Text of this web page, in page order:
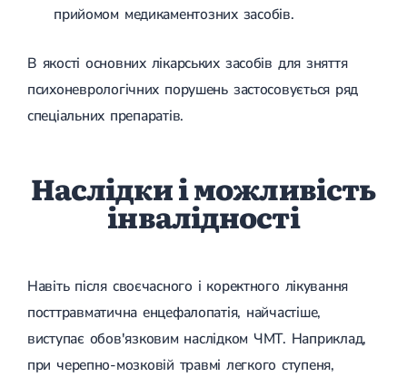
прийомом медикаментозних засобів.
В якості основних лікарських засобів для зняття
психоневрологічних порушень застосовується ряд
спеціальних препаратів.
Наслідки і можливість
інвалідності
Навіть після своєчасного і коректного лікування
посттравматична енцефалопатія, найчастіше,
виступає обов'язковим наслідком ЧМТ. Наприклад,
при черепно-мозковій травмі легкого ступеня,